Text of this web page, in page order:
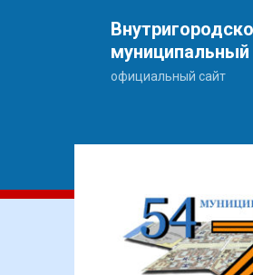
официальный сайт